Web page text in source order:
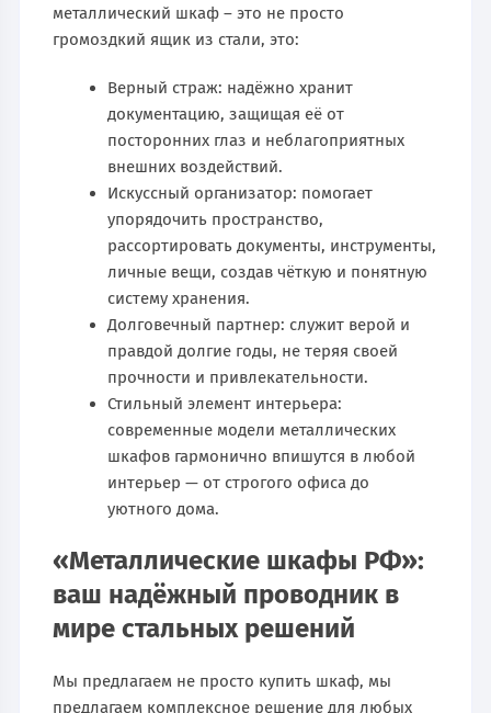
металлический шкаф – это не просто
громоздкий ящик из стали, это:
Верный страж: надёжно хранит
документацию, защищая её от
посторонних глаз и неблагоприятных
внешних воздействий.
Искусcный организатор: помогает
упорядочить пространство,
рассортировать документы, инструменты,
личные вещи, создав чёткую и понятную
систему хранения.
Долговечный партнер: служит верой и
правдой долгие годы, не теряя своей
прочности и привлекательности.
Стильный элемент интерьера:
современные модели металлических
шкафов гармонично впишутся в любой
интерьер — от строгого офиса до
уютного дома.
«Металлические шкафы РФ»:
ваш надёжный проводник в
мире стальных решений
Мы предлагаем не просто купить шкаф, мы
предлагаем комплексное решение для любых